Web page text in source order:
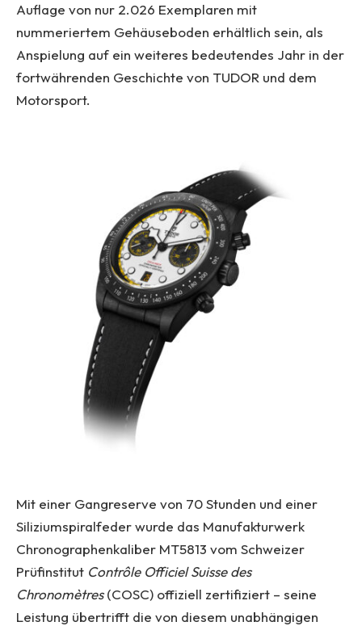
Auflage von nur 2.026 Exemplaren mit
nummeriertem Gehäuseboden erhältlich sein, als
Anspielung auf ein weiteres bedeutendes Jahr in der
fortwährenden Geschichte von TUDOR und dem
Motorsport.
Mit einer Gangreserve von 70 Stunden und einer
Siliziumspiralfeder wurde das Manufakturwerk
Chronographenkaliber MT5813 vom Schweizer
Prüfinstitut Contrôle Officiel Suisse des
Chronomètres(COSC) offiziell zertifiziert – seine
Leistung übertrifft die von diesem unabhängigen